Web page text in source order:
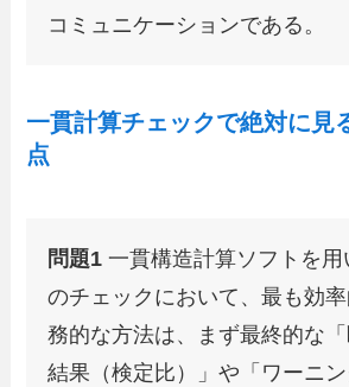
コミュニケーションである。
一貫計算チェックで絶対に見
点
問題1 一貫構造計算ソフトを用
のチェックにおいて、最も効
務的な方法は、まず最終的な
結果（検定比）」や「ワーニ